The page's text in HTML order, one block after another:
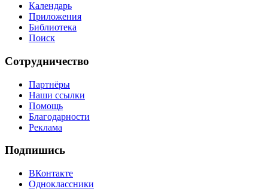
Календарь
Приложения
Библиотека
Поиск
Сотрудничество
Партнёры
Наши ссылки
Помощь
Благодарности
Реклама
Подпишись
ВКонтакте
Одноклассники